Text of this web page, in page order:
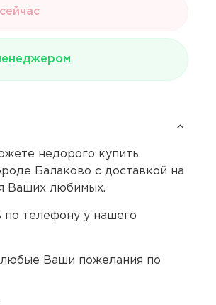
недорого купить
Балаково с доставкой на
Ваших любимых.
по телефону у нашего
Ваши пожелания по